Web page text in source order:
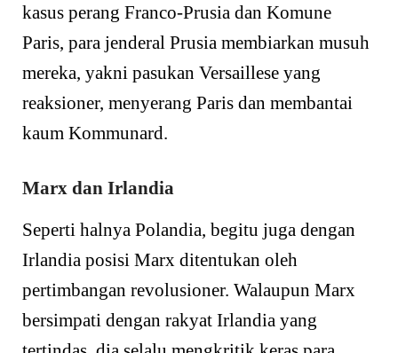
kasus perang Franco-Prusia dan Komune
Paris, para jenderal Prusia membiarkan musuh
mereka, yakni pasukan Versaillese yang
reaksioner, menyerang Paris dan membantai
kaum Kommunard.
Marx dan Irlandia
Seperti halnya Polandia, begitu juga dengan
Irlandia posisi Marx ditentukan oleh
pertimbangan revolusioner. Walaupun Marx
bersimpati dengan rakyat Irlandia yang